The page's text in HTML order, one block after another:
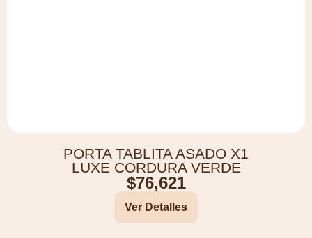
PORTA TABLITA ASADO X1
LUXE CORDURA VERDE
$76,621
Ver Detalles